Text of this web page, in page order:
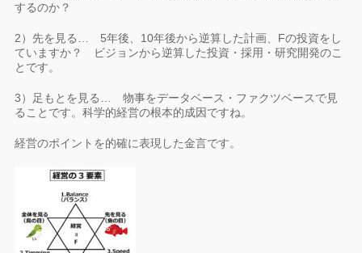
するのか？
2）先を見る… 5年後、10年後から逆算した計画、Fの投資をし
ていますか？ ビジョンから逆算した投資・採用・研究開発のこ
とです。
3）足もとを見る… 物事をデータベース・ファクツベースで見
ることです。科学的経営の根本的成因ですね。
経営のポイントを的確に表現した金言です。